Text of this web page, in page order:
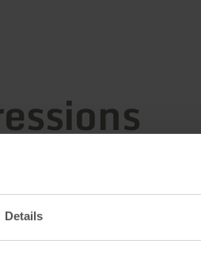
Details